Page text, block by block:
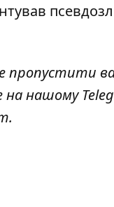
пропустити
нашому
.